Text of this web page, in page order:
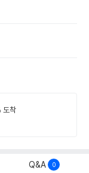
도착
Q&A 0